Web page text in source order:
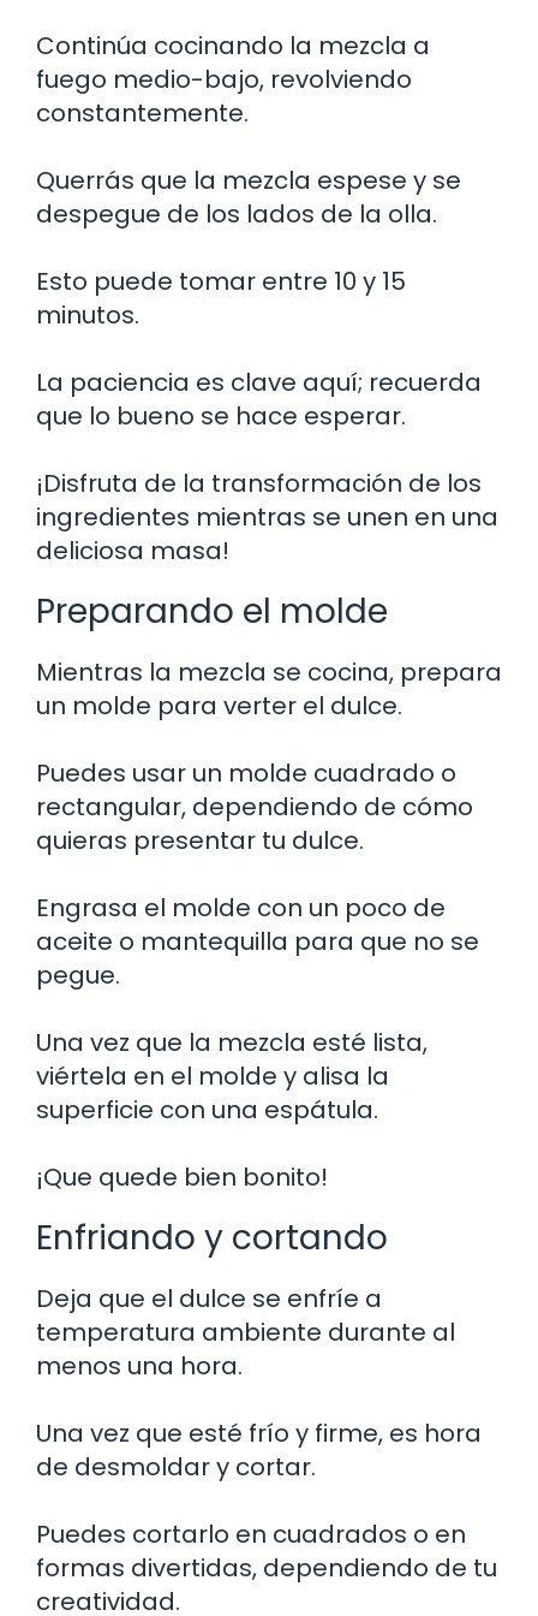
Continúa cocinando la mezcla a
fuego medio-bajo, revolviendo
constantemente.
Querrás que la mezcla espese y se
despegue de los lados de la olla.
Esto puede tomar entre 10 y 15
minutos.
La paciencia es clave aquí; recuerda
que lo bueno se hace esperar.
¡Disfruta de la transformación de los
ingredientes mientras se unen en una
deliciosa masa!
Preparando el molde
Mientras la mezcla se cocina, prepara
un molde para verter el dulce.
Puedes usar un molde cuadrado o
rectangular, dependiendo de cómo
quieras presentar tu dulce.
Engrasa el molde con un poco de
aceite o mantequilla para que no se
pegue.
Una vez que la mezcla esté lista,
viértela en el molde y alisa la
superficie con una espátula.
¡Que quede bien bonito!
Enfriando y cortando
Deja que el dulce se enfríe a
temperatura ambiente durante al
menos una hora.
Una vez que esté frío y firme, es hora
de desmoldar y cortar.
Puedes cortarlo en cuadrados o en
formas divertidas, dependiendo de tu
creatividad.